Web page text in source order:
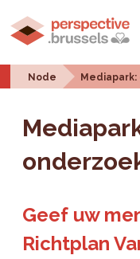
Node
Geef uw
Richtplan